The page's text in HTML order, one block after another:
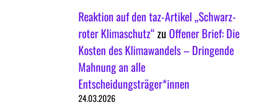
Reaktion auf den taz-Artikel „Schwarz-
roter Klimaschutz“zu Offener Brief: Die
Kosten des Klimawandels – Dringende
Mahnung an alle
Entscheidungsträger*innen
24.03.2026